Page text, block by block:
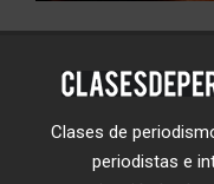
Clases de
periodistas e